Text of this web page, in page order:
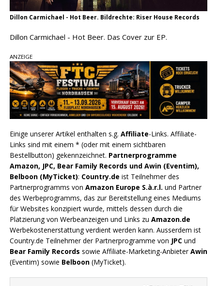
Dillon Carmichael - Hot Beer. Bildrechte: Riser House Records
Dillon Carmichael - Hot Beer. Das Cover zur EP.
ANZEIGE
Einige unserer Artikel enthalten s.g. Affiliate-Links. Affiliate-
Links sind mit einem * (oder mit einem sichtbaren
Bestellbutton) gekennzeichnet. Partnerprogramme
Amazon, JPC, Bear Family Records und Awin (Eventim),
Belboon (MyTicket): Country.de ist Teilnehmer des
Partnerprogramms von Amazon Europe S.à.r.l. und Partner
des Werbeprogramms, das zur Bereitstellung eines Mediums
für Websites konzipiert wurde, mittels dessen durch die
Platzierung von Werbeanzeigen und Links zu Amazon.de
Werbekostenerstattung verdient werden kann. Ausserdem ist
Country.de Teilnehmer der Partnerprogramme von JPC und
Bear Family Records sowie Affiliate-Marketing-AnbieterAwin
(Eventim) sowie Belboon (MyTicket).